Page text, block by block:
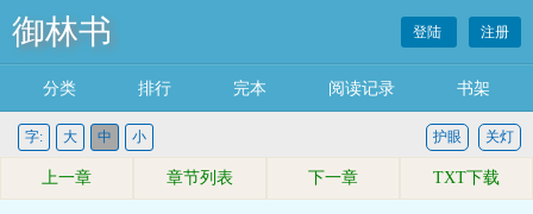
御林书 登陆 注册
分类 排行 完本 阅读记录 书架
字: 大 中 小 关灯
护眼
上一章 章节列表 下一章 TXT下载